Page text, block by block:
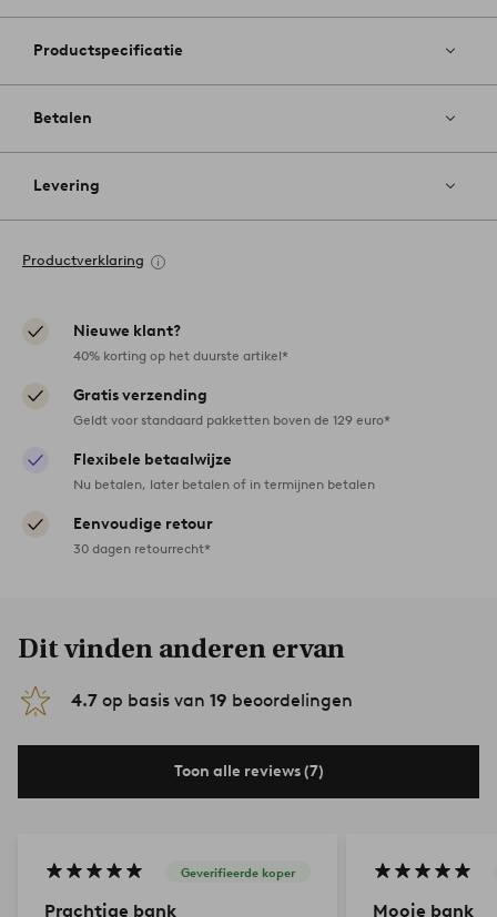
Productspecificatie
Betalen
Levering
Productverklaring
Nieuwe klant?
40% korting op het duurste artikel*
Gratis verzending
Geldt voor standaard pakketten boven de 129 euro*
Flexibele betaalwijze
Nu betalen, later betalen of in termijnen betalen
Eenvoudige retour
30 dagen retourrecht*
Dit vinden anderen ervan
4.7 op basis van 19 beoordelingen
Toon alle reviews (7)
Geverifieerde koper
Prachtige bank Mooie bank